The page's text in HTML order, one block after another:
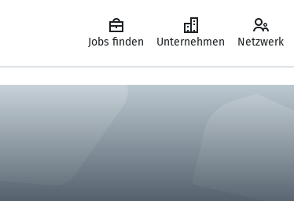
Jobs finden Unternehmen Netzwerk